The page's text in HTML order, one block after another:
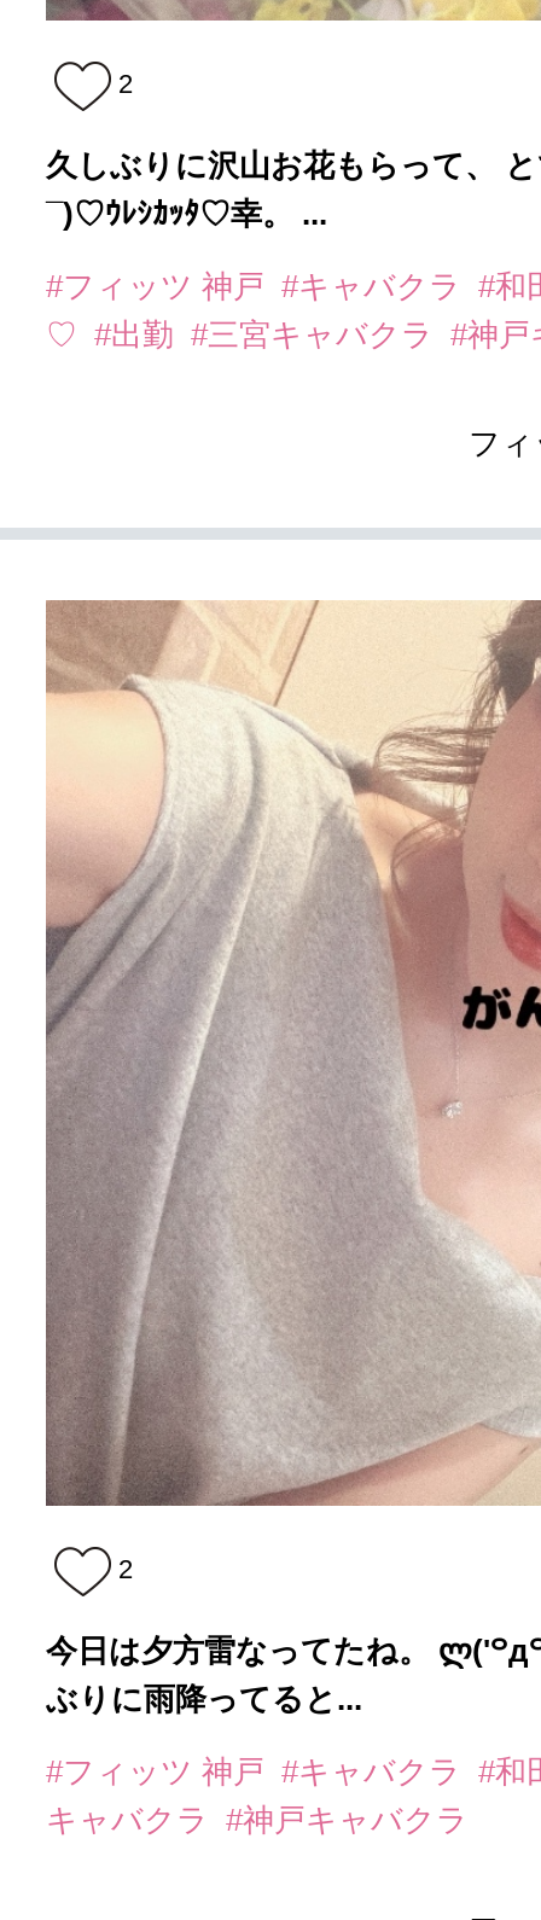
2
久しぶりに沢山お花もらって、
¯)♡ｳﾚｼｶｯﾀ♡幸。 ...
#フィッツ 神戸 #キャバクラ
#和
♡ #出勤 #三宮キャバクラ #神
フ
2
今日は夕方雷なってたね。
ぶりに雨降ってると...
#フィッツ 神戸 #キャバクラ
#和
キャバクラ
#神戸キャバクラ